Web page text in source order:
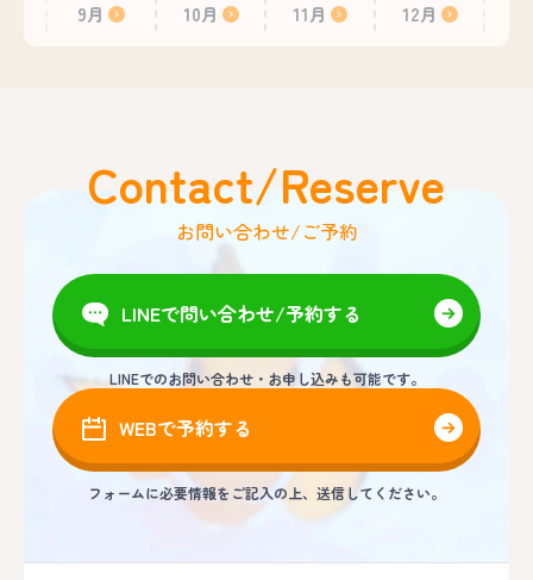
9月
10月 11月 12月
Contact/Reserve
お問い合わせ/ご予約
LINEで問い合わせ/予約する
LINEでのお問い合わせ・お申し込みも可能です。
WEBで予約する
フォームに必要情報をご記入の上、送信してください。